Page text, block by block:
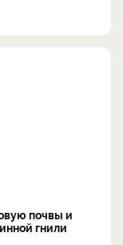
почвы и
гнили